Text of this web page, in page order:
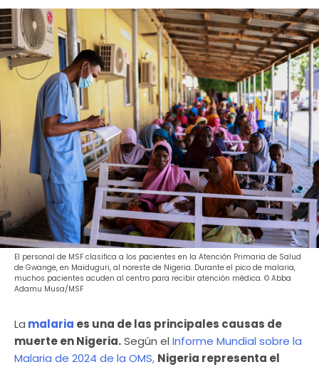
El personal de MSF clasifica a los pacientes en la Atención Primaria de Salud
de Gwange, en Maiduguri, al noreste de Nigeria. Durante el pico de malaria,
muchos pacientes acuden al centro para recibir atención médica. © Abba
Adamu Musa/MSF
La malaria es una de las principales causas de
muerte en Nigeria.Según el Informe Mundial sobre la
Malaria de 2024 de la OMS, Nigeria representa el